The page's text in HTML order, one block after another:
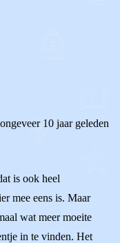
ongeveer 10 jaar geleden
is ook heel
mee eens is. Maar
wat meer moeite
in te vinden. Het